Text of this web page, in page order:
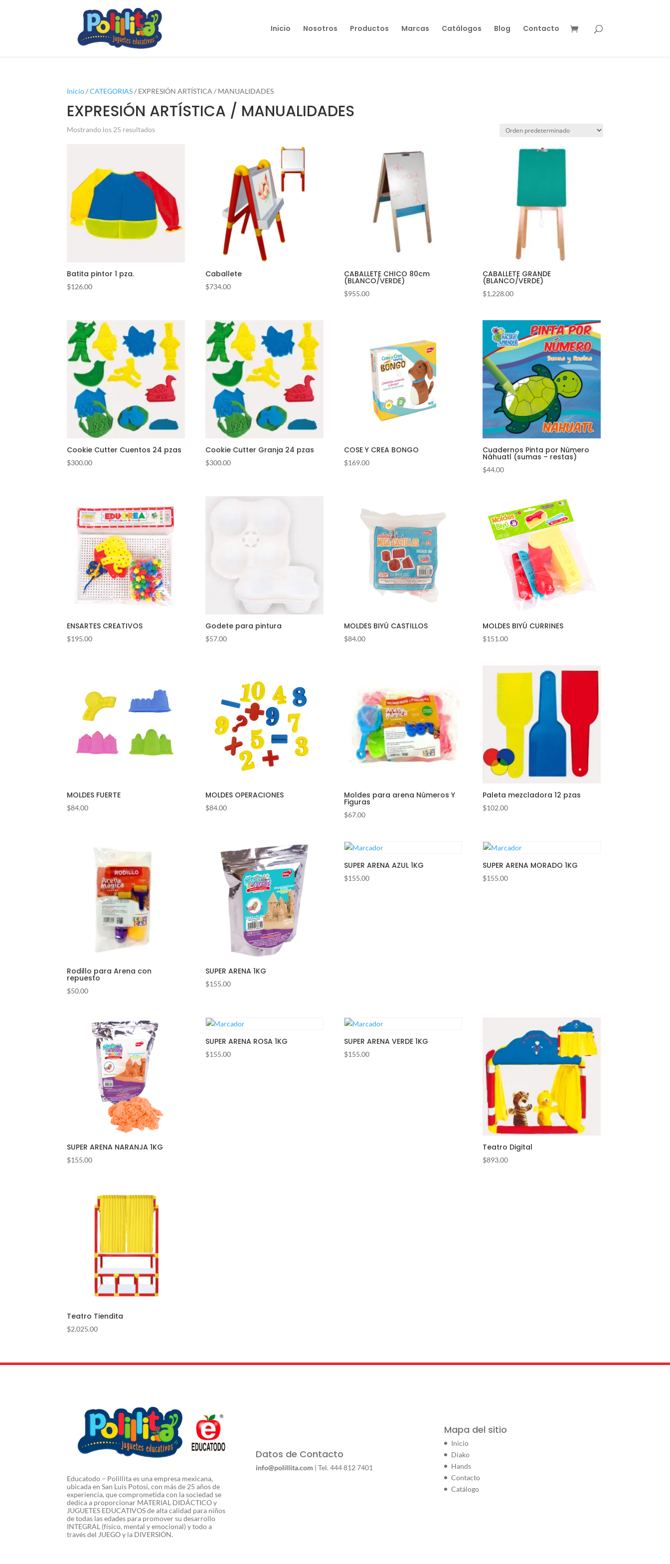
Inicio Nosotros Productos Marcas Catálogos Blog Contacto
Inicio/CATEGORIAS/ EXPRESIÓN ARTÍSTICA / MANUALIDADES
EXPRESIÓN ARTÍSTICA / MANUALIDADES
Mostrando los 25 resultados
Batita pintor 1 pza.
$126.00
Caballete
$734.00
CABALLETE CHICO 80cm
(BLANCO/VERDE)
$955.00
CABALLETE GRANDE
(BLANCO/VERDE)
$1,228.00
Cookie Cutter Cuentos 24 pzas
$300.00
Cookie Cutter Granja 24 pzas
$300.00
COSE Y CREA BONGO
$169.00
Cuadernos Pinta por Número
Náhuatl (sumas – restas)
$44.00
ENSARTES CREATIVOS
$195.00
Godete para pintura
$57.00
MOLDES BIYÚ CASTILLOS
$84.00
MOLDES BIYÚ CURRINES
$151.00
MOLDES FUERTE
$84.00
MOLDES OPERACIONES
$84.00
Moldes para arena Números Y
Figuras
$67.00
Paleta mezcladora 12 pzas
$102.00
Rodillo para Arena con
repuesto
$50.00
SUPER ARENA 1KG
$155.00
SUPER ARENA AZUL 1KG
$155.00
SUPER ARENA MORADO 1KG
$155.00
SUPER ARENA NARANJA 1KG
$155.00
SUPER ARENA ROSA 1KG
$155.00
SUPER ARENA VERDE 1KG
$155.00
Teatro Digital
$893.00
Teatro Tiendita
$2,025.00
Educatodo – Polillita es una empresa mexicana,
ubicada en San Luis Potosí, con más de 25 años de
experiencia, que comprometida con la sociedad se
dedica a proporcionar MATERIAL DIDÁCTICO y
JUGUETES EDUCATIVOS de alta calidad para niños
de todas las edades para promover su desarrollo
INTEGRAL (físico, mental y emocional) y todo a
través del JUEGO y la DIVERSIÓN.
Datos de Contacto
info@polillita.com | Tel. 444 812 7401
Mapa del sitio
Inicio
Diako
Hands
Contacto
Catálogo